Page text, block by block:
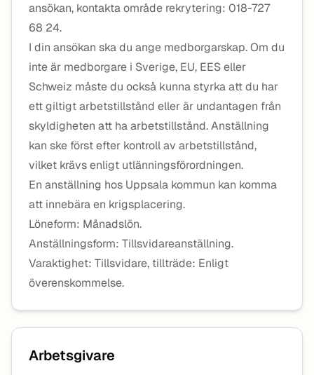
ansökan, kontakta område rekrytering: 018-727
68 24.
I din ansökan ska du ange medborgarskap. Om du
inte är medborgare i Sverige, EU, EES eller
Schweiz måste du också kunna styrka att du har
ett giltigt arbetstillstånd eller är undantagen från
skyldigheten att ha arbetstillstånd. Anställning
kan ske först efter kontroll av arbetstillstånd,
vilket krävs enligt utlänningsförordningen.
En anställning hos Uppsala kommun kan komma
att innebära en krigsplacering.
Löneform: Månadslön.
Anställningsform: Tillsvidareanställning.
Varaktighet: Tillsvidare, tillträde: Enligt
överenskommelse.
Arbetsgivare